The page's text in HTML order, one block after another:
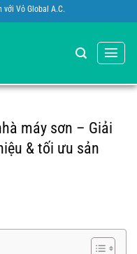
Việt Nam
máy sơn – Giải
& tối ưu sản